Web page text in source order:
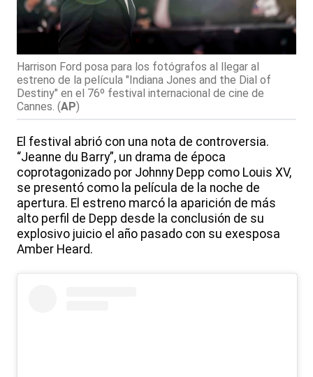
Harrison Ford posa para los fotógrafos al llegar al
estreno de la película "Indiana Jones and the Dial of
Destiny" en el 76º festival internacional de cine de
Cannes. (AP)
El festival abrió con una nota de controversia.
“Jeanne du Barry”, un drama de época
coprotagonizado por Johnny Depp como Louis XV,
se presentó como la película de la noche de
apertura. El estreno marcó la aparición de más
alto perfil de Depp desde la conclusión de su
explosivo juicio el año pasado con su exesposa
Amber Heard.